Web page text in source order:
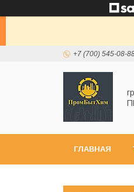
+7 (700) 545-08-
ГЛАВНАЯ